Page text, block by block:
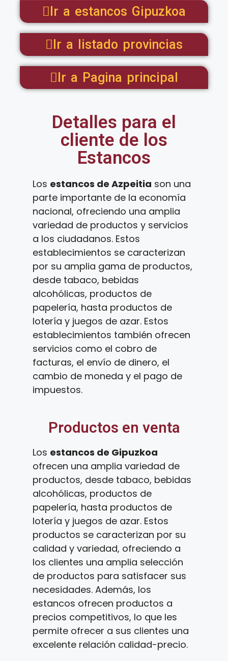
Ir a estancos Gipuzkoa
Ir a listado provincias
Ir a Pagina principal
Detalles para el
cliente de los
Estancos
Los estancos de Azpeitia son una
parte importante de la economía
nacional, ofreciendo una amplia
variedad de productos y servicios
a los ciudadanos. Estos
establecimientos se caracterizan
por su amplia gama de productos,
desde tabaco, bebidas
alcohólicas, productos de
papelería, hasta productos de
lotería y juegos de azar. Estos
establecimientos también ofrecen
servicios como el cobro de
facturas, el envío de dinero, el
cambio de moneda y el pago de
impuestos.
Productos en venta
Los estancos de Gipuzkoa
ofrecen una amplia variedad de
productos, desde tabaco, bebidas
alcohólicas, productos de
papelería, hasta productos de
lotería y juegos de azar. Estos
productos se caracterizan por su
calidad y variedad, ofreciendo a
los clientes una amplia selección
de productos para satisfacer sus
necesidades. Además, los
estancos ofrecen productos a
precios competitivos, lo que les
permite ofrecer a sus clientes una
excelente relación calidad-precio.